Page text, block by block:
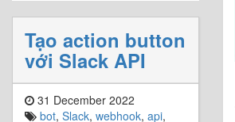
Tạo action button
với Slack API
31 December 2022
bot, Slack, webhook, api,